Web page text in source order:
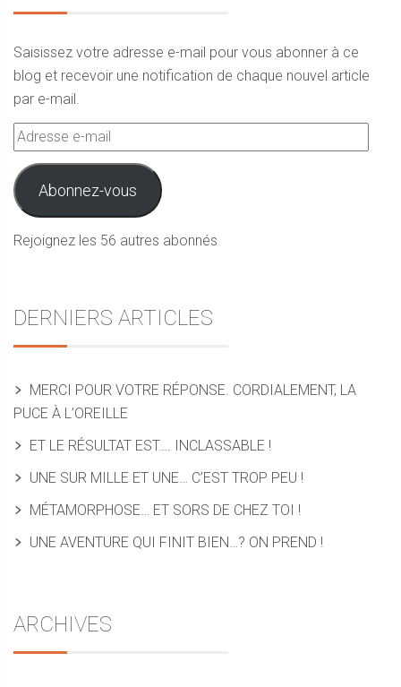
Saisissez votre adresse e-mail pour vous abonner à ce
blog et recevoir une notification de chaque nouvel article
par e-mail.
Adresse
e-
mail
Abonnez-vous
Rejoignez les 56 autres abonnés
DERNIERS ARTICLES
MERCI POUR VOTRE RÉPONSE. CORDIALEMENT, LA
PUCE À L’OREILLE
ET LE RÉSULTAT EST…. INCLASSABLE !
UNE SUR MILLE ET UNE… C’EST TROP PEU !
MÉTAMORPHOSE… ET SORS DE CHEZ TOI !
UNE AVENTURE QUI FINIT BIEN…? ON PREND !
ARCHIVES